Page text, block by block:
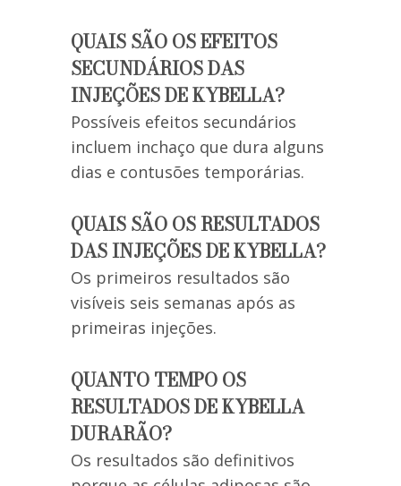
QUAIS SÃO OS EFEITOS
SECUNDÁRIOS DAS
INJEÇÕES DE KYBELLA?
Possíveis efeitos secundários
incluem inchaço que dura alguns
dias e contusões temporárias.
QUAIS SÃO OS RESULTADOS
DAS INJEÇÕES DE KYBELLA?
Os primeiros resultados são
visíveis seis semanas após as
primeiras injeções.
QUANTO TEMPO OS
RESULTADOS DE KYBELLA
DURARÃO?
Os resultados são definitivos